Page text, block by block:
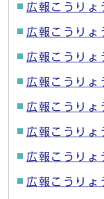
広報こうり
広報こうり
広報こうり
広報こうり
広報こうり
広報こうり
広報こうり
広報こうり